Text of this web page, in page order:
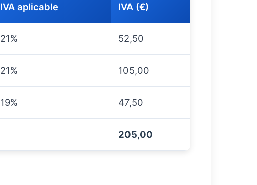
IVA aplicable IVA (€)
21% 52,50
21% 105,00
19% 47,50
205,00